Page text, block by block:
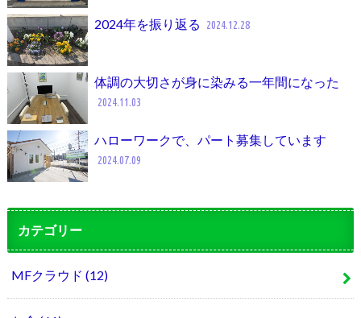
2024年を振り返る 2024.12.28
体調の大切さが身に染みる一年間になった
2024.11.03
ハローワークで、パート募集しています
2024.07.09
カテゴリー
MFクラウド (12)